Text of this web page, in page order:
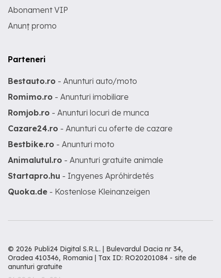
Abonament VIP
Anunț promo
Parteneri
Bestauto.ro - Anunturi auto/moto
Romimo.ro - Anunturi imobiliare
Romjob.ro - Anunturi locuri de munca
Cazare24.ro - Anunturi cu oferte de cazare
Bestbike.ro - Anunturi moto
Animalutul.ro - Anunturi gratuite animale
Startapro.hu - Ingyenes Apróhirdetés
Quoka.de - Kostenlose Kleinanzeigen
© 2026 Publi24 Digital S.R.L. | Bulevardul Dacia nr 34,
Oradea 410346, Romania | Tax ID: RO20201084 - site de
anunturi gratuite